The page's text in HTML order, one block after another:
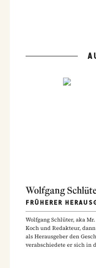
Wolfgang
FRÜHERER
Wolfgang Schlüter, aka
Koch und Redakteur,
als Herausgeber den
verabschiedete er sich in